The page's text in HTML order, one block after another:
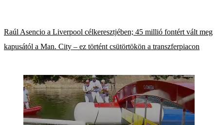
Raúl Asencio a Liverpool célkeresztjében; 45 millió fontért vált meg
kapusától a Man. City – ez történt csütörtökön a transzferpiacon